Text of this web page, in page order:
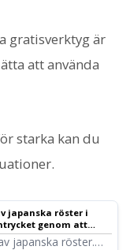
gratisverktyg är
att använda
starka kan du
japanska röster i
genom att
japanska röster.